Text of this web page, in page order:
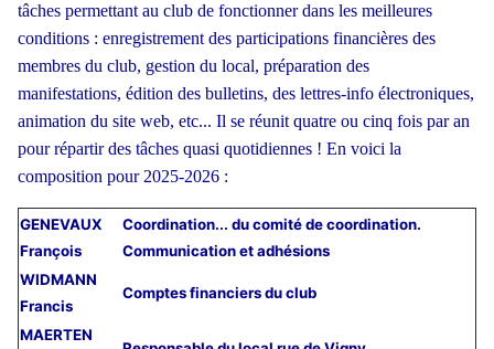
tâches permettant au club de fonctionner dans les meilleures
conditions : enregistrement des participations financières des
membres du club, gestion du local, préparation des
manifestations, édition des bulletins, des lettres-info électroniques,
animation du site web, etc... Il se réunit quatre ou cinq fois par an
pour répartir des tâches quasi quotidiennes ! En voici la
composition pour 2025-2026 :
GENEVAUX
François
Coordination... du comité de coordination.
Communication et adhésions
WIDMANN
Francis
Comptes financiers du club
MAERTEN